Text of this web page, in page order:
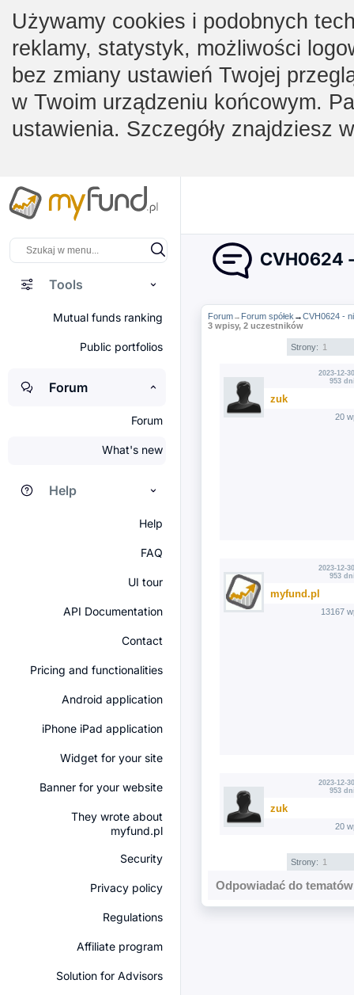
Używamy cookies i podobnych
reklamy, statystyk, możliwości
bez zmiany ustawień Twojej
w Twoim urządzeniu końcowym.
ustawienia. Szczegóły znajdziesz
Tools
Mutual funds ranking
Public portfolios
Forum
Forum
What's new
Help
Help
FAQ
UI tour
API Documentation
Contact
Pricing and functionalities
Android application
iPhone iPad application
Widget for your site
Banner for your website
They wrote about
myfund.pl
Security
Privacy policy
Regulations
Affiliate program
Solution for Advisors
CVH0624
Forum→ Forum spółek →CVH0624 -
3 wpisy, 2 uczestników
Strony: 1
2023-12-
953
zuk
20
2023-12-
953
myfund.pl
13167
2023-12-
953
zuk
20
Strony: 1
Odpowiadać do